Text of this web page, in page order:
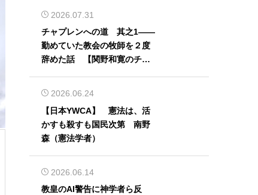
2026.07.31
チャプレンへの道 其之1――
勤めていた教会の牧師を２度
辞めた話 【関野和寛のチャ
2026.06.24
【日本YWCA】 憲法は、活
かすも殺すも国民次第 南野
森（憲法学者）
2026.06.14
教皇のAI警告に神学者ら反